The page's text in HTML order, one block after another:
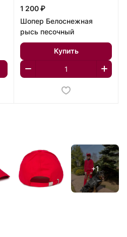
1 200 ₽
Шопер Белоснежная
рысь песочный
Купить